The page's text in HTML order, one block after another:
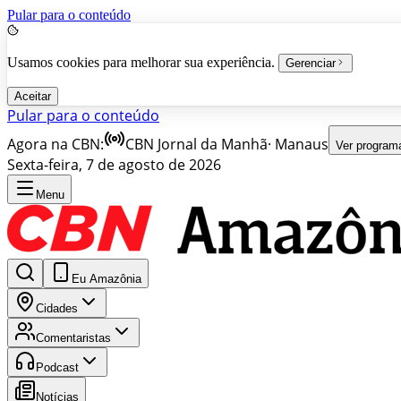
Pular para o conteúdo
Usamos cookies para melhorar sua experiência. Gerenciar
Aceitar
Pular para o conteúdo
Agora na CBN:
CBN Jornal da Manhã· Manaus Ver
Sexta-feira, 7 de agosto de 2026
Menu
Eu Amazônia
Cidades
Comentaristas
Podcast
Notícias